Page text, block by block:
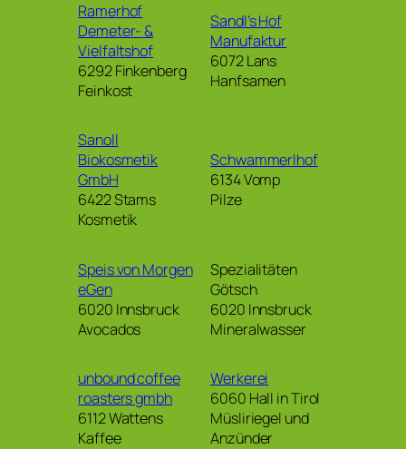
Ramerhof
Demeter- &
Vielfaltshof
6292 Finkenberg
Feinkost
Sandl’s Hof
Manufaktur
6072 Lans
Hanfsamen
Sanoll
Biokosmetik
GmbH
6422 Stams
Kosmetik
Schwammerlhof
6134 Vomp
Pilze
Speis von Morgen
eGen
6020 Innsbruck
Avocados
Spezialitäten
Götsch
6020 Innsbruck
Mineralwasser
unbound coffee
roasters gmbh
6112 Wattens
Kaffee
Werkerei
6060 Hall in Tirol
Müsliriegel und
Anzünder